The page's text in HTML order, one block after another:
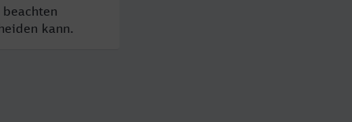
kann.